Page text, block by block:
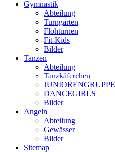
Gymnastik
Abteilung
Turngarten
Flohturnen
Fit-Kids
Bilder
Tanzen
Abteilung
Tanzkäferchen
JUNIORENGRUPPE
DANCEGIRLS
Bilder
Angeln
Abteilung
Gewässer
Bilder
Sitemap